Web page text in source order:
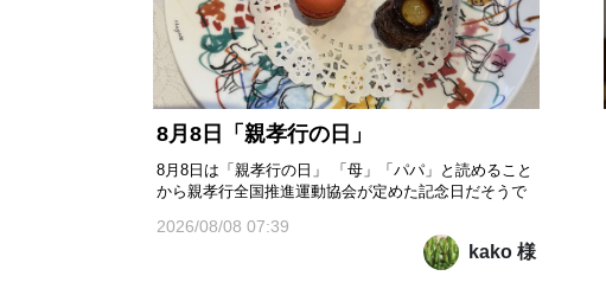
8月8日「親孝行の日」
8月8日は「親孝行の日」 「母」「パパ」と読めること
から親孝行全国推進運動協会が定めた記念日だそうで
チハチ」を並びかえると「ハハ（母）チチ（父）」と
なることからと書いてあるのもありました。 「親孝行
したい時に親はなし」というように、あとで後悔する
2026/08/08 07:39
kako 様